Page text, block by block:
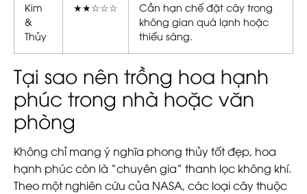
Kim
&
Thủy
★★☆☆☆
Cần hạn chế đặt cây trong
không gian quá lạnh hoặc
thiếu sáng.
Tại sao nên trồng hoa hạnh
phúc trong nhà hoặc văn
phòng
Không chỉ mang ý nghĩa phong thủy tốt đẹp, hoa
hạnh phúc còn là “chuyên gia” thanh lọc không khí.
Theo một nghiên cứu của NASA, các loại cây thuộc